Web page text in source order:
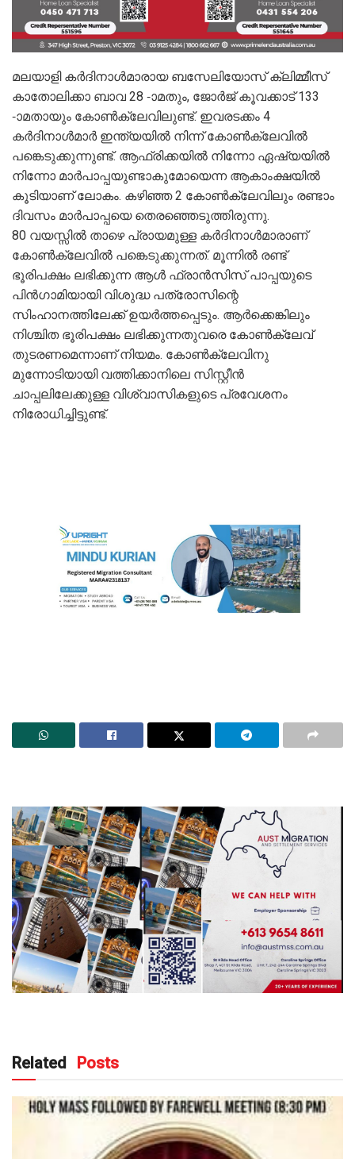
മലയാളി കർദിനാൾമാരായ ബസേലിയോസ്‌ ക്ലിമ്മീസ്
കാതോലിക്കാ ബാവ 28 -ാമതും, ജോർജ് കൂവക്കാട് 133
-ാമതായും കോണ്‍ക്ലേവിലുണ്ട്. ഇവരടക്കം 4
കർദിനാൾമാർ ഇന്ത്യയിൽ നിന്ന് കോൺക്ലേവിൽ
പങ്കെടുക്കുന്നുണ്ട്. ആഫ്രിക്കയിൽ നിന്നോ ഏഷ്യയിൽ
നിന്നോ മാർപാപ്പയുണ്ടാകുമോയെന്ന ആകാംക്ഷയിൽ
കൂടിയാണ് ലോകം. കഴിഞ്ഞ 2 കോൺക്ലേവിലും രണ്ടാം
ദിവസം മാർപാപ്പയെ തെരഞ്ഞെടുത്തിരുന്നു.
80 വയസ്സിൽ താഴെ പ്രായമുള്ള കർദിനാൾമാരാണ്
കോൺക്ലേവിൽ പങ്കെടുക്കുന്നത്. മൂന്നിൽ രണ്ട്
ഭൂരിപക്ഷം ലഭിക്കുന്ന ആൾ ഫ്രാൻസിസ് പാപ്പയുടെ
പിൻഗാമിയായി വിശുദ്ധ പത്രോസിന്റെ
സിംഹാനത്തിലേക്ക് ഉയർത്തപ്പെടും. ആർക്കെങ്കിലും
നിശ്ചിത ഭൂരിപക്ഷം ലഭിക്കുന്നതുവരെ കോൺക്ലേവ്
തുടരണമെന്നാണ് നിയമം. കോൺക്ലേവിനു
മുന്നോടിയായി വത്തിക്കാനിലെ സിസ്റ്റീൻ
ചാപ്പലിലേക്കുള്ള വിശ്വാസികളുടെ പ്രവേശനം
നിരോധിച്ചിട്ടുണ്ട്.
Related Posts